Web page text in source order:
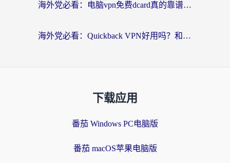
海外党必看：电脑vpn免费dcard真的靠谱吗？教你选对回国加速器无缝访问国内资源
海外党必看：Quickback VPN好用吗？和小黑牛VPN对比哪个回国效果更好？附真实体验+避坑指南
下载应用
番茄 Windows PC电脑版
番茄 macOS苹果电脑版